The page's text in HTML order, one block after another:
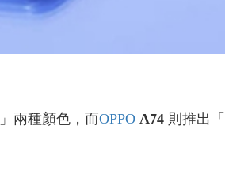
」兩種顏色，而OPPO A74 則推出「